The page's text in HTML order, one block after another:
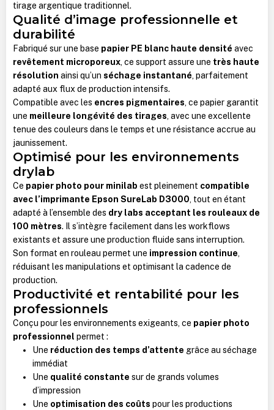
tirage argentique traditionnel.
Qualité d’image professionnelle et
durabilité
Fabriqué sur une base papier PE blanc haute densité avec
revêtement microporeux, ce support assure une très haute
résolution ainsi qu’un séchage instantané, parfaitement
adapté aux flux de production intensifs.
Compatible avec les encres pigmentaires, ce papier garantit
une meilleure longévité des tirages, avec une excellente
tenue des couleurs dans le temps et une résistance accrue au
jaunissement.
Optimisé pour les environnements
drylab
Ce papier photo pour minilab est pleinement compatible
avec l’imprimante Epson SureLab D3000, tout en étant
adapté à l’ensemble des dry labs acceptant les rouleaux de
100 mètres. Il s’intègre facilement dans les workflows
existants et assure une production fluide sans interruption.
Son format en rouleau permet une impression continue,
réduisant les manipulations et optimisant la cadence de
production.
Productivité et rentabilité pour les
professionnels
Conçu pour les environnements exigeants, ce papier photo
professionnel permet :
Une réduction des temps d’attente grâce au séchage
immédiat
Une qualité constante sur de grands volumes
d’impression
Une optimisation des coûts pour les productions